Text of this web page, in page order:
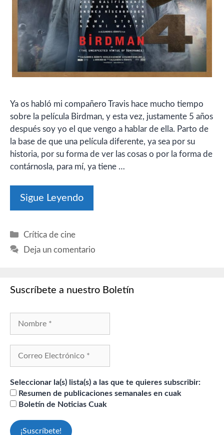
Ya os habló mi compañero Travis hace mucho tiempo
sobre la película Birdman, y esta vez, justamente 5 años
después soy yo el que vengo a hablar de ella. Parto de
la base de que una película diferente, ya sea por su
historia, por su forma de ver las cosas o por la forma de
contárnosla, para mí, ya tiene …
Sigue Leyendo
Categorías
Crítica de cine
Deja un comentario
Suscríbete a nuestro Boletín
Seleccionar la(s) lista(s) a las que te quieres subscribir:
Resumen de publicaciones semanales en cuak
Boletín de Noticias Cuak